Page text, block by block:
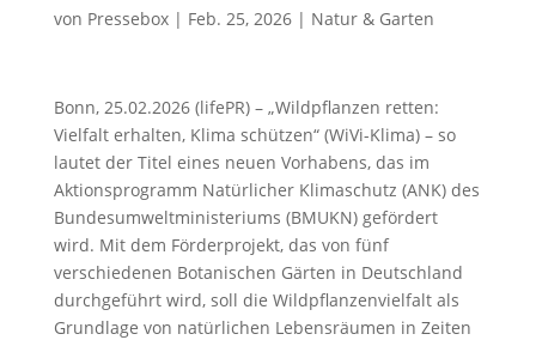
von Pressebox| Feb. 25, 2026| Natur & Garten
Bonn, 25.02.2026 (lifePR) – „Wildpflanzen retten:
Vielfalt erhalten, Klima schützen“ (WiVi-Klima) – so
lautet der Titel eines neuen Vorhabens, das im
Aktionsprogramm Natürlicher Klimaschutz (ANK) des
Bundesumweltministeriums (BMUKN) gefördert
wird. Mit dem Förderprojekt, das von fünf
verschiedenen Botanischen Gärten in Deutschland
durchgeführt wird, soll die Wildpflanzenvielfalt als
Grundlage von natürlichen Lebensräumen in Zeiten